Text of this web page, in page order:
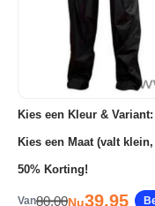
Sport & Herstel
Wonen &
Kids &
Kies een Kleur & Variant:
Kies een Maat (valt
50% Korting!
VanReguliere prijs
80,00Nu39,95